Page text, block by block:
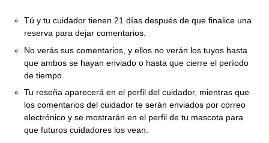
Tú y tu cuidador tienen 21 días después de que finalice una
reserva para dejar comentarios.
No verás sus comentarios, y ellos no verán los tuyos hasta
que ambos se hayan enviado o hasta que cierre el período
de tiempo.
Tu reseña aparecerá en el perfil del cuidador, mientras que
los comentarios del cuidador te serán enviados por correo
electrónico y se mostrarán en el perfil de tu mascota para
que futuros cuidadores los vean.